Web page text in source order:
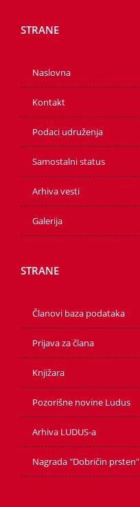
STRANE
Naslovna
Kontakt
Podaci udruženja
Samostalni status
Arhiva vesti
Galerija
STRANE
Članovi baza podataka
Prijava za člana
Knjižara
Pozorišne novine Ludus
Arhiva LUDUS-a
Nagrada "Dobričin prsten"